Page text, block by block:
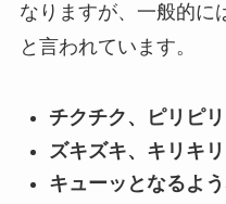
なりますが、一般的に
と言われています。
チクチク、ピリピ
ズキズキ、キリキ
キューッとなるよ